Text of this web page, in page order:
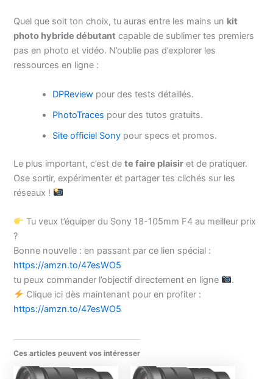
Quel que soit ton choix, tu auras entre les mains un kit
photo hybride débutant capable de sublimer tes premiers
pas en photo et vidéo. N’oublie pas d’explorer les
ressources en ligne :
DPReview pour des tests détaillés.
PhotoTraces pour des tutos gratuits.
Site officiel Sony pour specs et promos.
Le plus important, c’est dete faire plaisir et de pratiquer.
Ose sortir, expérimenter et partager tes clichés sur les
réseaux !
Tu veux t’équiper du Sony 18-105mm F4 au meilleur prix
?
Bonne nouvelle : en passant par ce lien spécial :
https://amzn.to/47esWO5
tu peux commander l’objectif directement en ligne
.
Clique ici dès maintenant pour en profiter :
https://amzn.to/47esWO5
Ces articles peuvent vos intéresser